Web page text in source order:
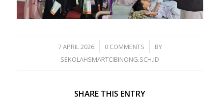
7 APRIL 2026
/ 0 COMMENTS
/
BY
SEKOLAHSMARTCIBINONG.SCH.ID
SHARE THIS ENTRY